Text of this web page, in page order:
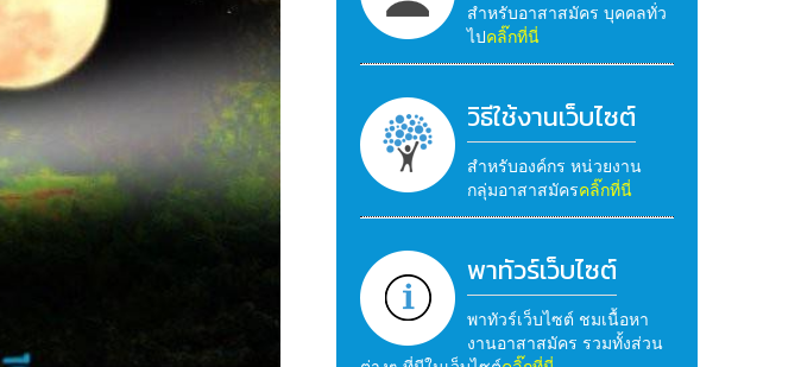
สำหรับอาสาสมัคร บุคคลทั่ว
ไปคลิ๊กที่นี่
วิธีใช้งานเว็บไซต์
สำหรับองค์กร หน่วยงาน
กลุ่มอาสาสมัครคลิ๊กที่นี่
พาทัวร์เว็บไซต์
พาทัวร์เว็บไซต์ ชมเนื้อหา
งานอาสาสมัคร รวมทั้งส่วน